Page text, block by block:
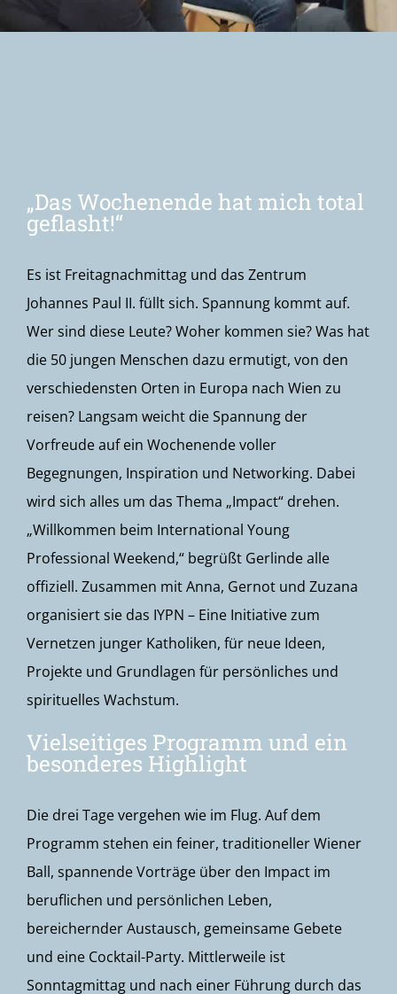
„Das Wochenende hat mich total
geflasht!“
Es ist Freitagnachmittag und das Zentrum
Johannes Paul II. füllt sich. Spannung kommt auf.
Wer sind diese Leute? Woher kommen sie? Was hat
die 50 jungen Menschen dazu ermutigt, von den
verschiedensten Orten in Europa nach Wien zu
reisen? Langsam weicht die Spannung der
Vorfreude auf ein Wochenende voller
Begegnungen, Inspiration und Networking. Dabei
wird sich alles um das Thema „Impact“ drehen.
„Willkommen beim International Young
Professional Weekend,“ begrüßt Gerlinde alle
offiziell. Zusammen mit Anna, Gernot und Zuzana
organisiert sie das IYPN – Eine Initiative zum
Vernetzen junger Katholiken, für neue Ideen,
Projekte und Grundlagen für persönliches und
spirituelles Wachstum.
Vielseitiges Programm und ein
besonderes Highlight
Die drei Tage vergehen wie im Flug. Auf dem
Programm stehen ein feiner, traditioneller Wiener
Ball, spannende Vorträge über den Impact im
beruflichen und persönlichen Leben,
bereichernder Austausch, gemeinsame Gebete
und eine Cocktail-Party. Mittlerweile ist
Sonntagmittag und nach einer Führung durch das